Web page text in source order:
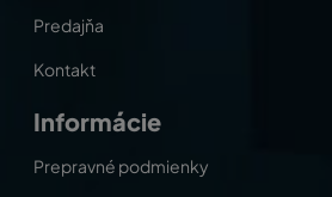
Predajňa
Kontakt
Informácie
Prepravné podmienky